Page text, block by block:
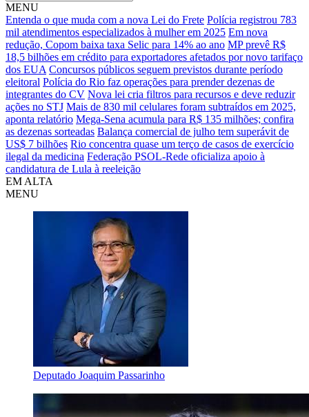
MENU
Entenda o que muda com a nova Lei do Frete Polícia registrou 783
mil atendimentos especializados à mulher em 2025 Em nova
redução, Copom baixa taxa Selic para 14% ao ano MP prevê R$
18,5 bilhões em crédito para exportadores afetados por novo tarifaço
dos EUA Concursos públicos seguem previstos durante período
eleitoral Polícia do Rio faz operações para prender dezenas de
integrantes do CV Nova lei cria filtros para recursos e deve reduzir
ações no STJ Mais de 830 mil celulares foram subtraídos em 2025,
aponta relatório Mega-Sena acumula para R$ 135 milhões; confira
as dezenas sorteadas Balança comercial de julho tem superávit de
US$ 7 bilhões Rio concentra quase um terço de casos de exercício
ilegal da medicina Federação PSOL-Rede oficializa apoio à
candidatura de Lula à reeleição
EM ALTA
MENU
Deputado Joaquim Passarinho